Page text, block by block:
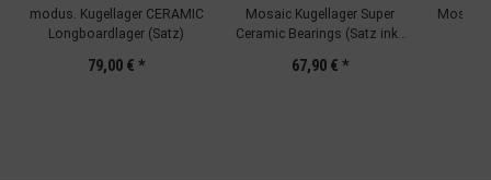
modus. Kugellager CERAMIC
Longboardlager (Satz)
79,00 € *
Mosaic Kugellager Super
Ceramic Bearings (Satz inkl.
67,90 € *
Mosaic